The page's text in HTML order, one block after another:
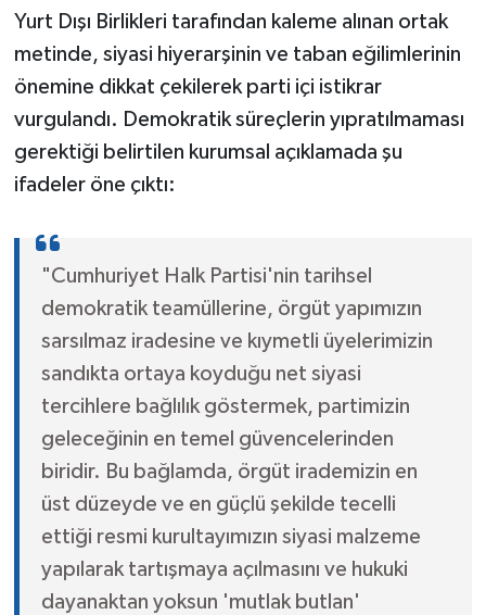
Yurt Dışı Birlikleri tarafından kaleme alınan ortak
metinde, siyasi hiyerarşinin ve taban eğilimlerinin
önemine dikkat çekilerek parti içi istikrar
vurgulandı. Demokratik süreçlerin yıpratılmaması
gerektiği belirtilen kurumsal açıklamada şu
ifadeler öne çıktı:
"Cumhuriyet Halk Partisi'nin tarihsel
demokratik teamüllerine, örgüt yapımızın
sarsılmaz iradesine ve kıymetli üyelerimizin
sandıkta ortaya koyduğu net siyasi
tercihlere bağlılık göstermek, partimizin
geleceğinin en temel güvencelerinden
biridir. Bu bağlamda, örgüt irademizin en
üst düzeyde ve en güçlü şekilde tecelli
ettiği resmi kurultayımızın siyasi malzeme
yapılarak tartışmaya açılmasını ve hukuki
dayanaktan yoksun 'mutlak butlan'